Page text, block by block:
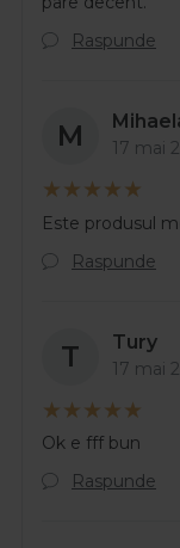
Raspunde
M 17 mai
Este produsul
Raspunde
T Tury
17 mai
Ok e fff bun
Raspunde